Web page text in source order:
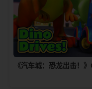
《汽车城：恐龙出击！